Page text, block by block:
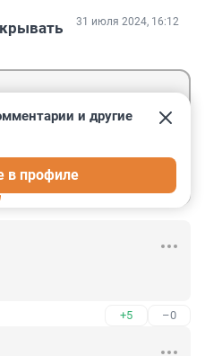
31 июля 2024, 16:12
и другие
в профиле
+5 –0